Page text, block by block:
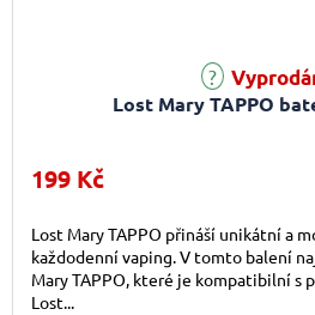
Lost Mary TAPPO
Průměrné hodnocení produktu je 1,0
199 Kč
Lost Mary TAPPO přináší unikátní a
každodenní vaping. V tomto balení
Mary TAPPO, které je kompatibilní s
Lost...